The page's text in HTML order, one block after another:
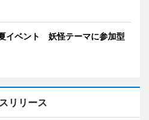
イベント 妖怪テーマに参加型
リリース